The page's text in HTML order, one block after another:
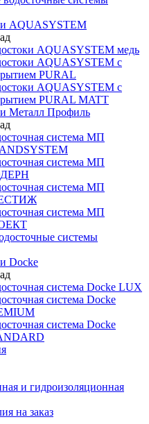
AQUASYSTEM
AQUASYSTEM медь
AQUASYSTEM с
PURAL
AQUASYSTEM с
PURAL MATT
Металл Профиль
система МП
система МП
система МП
система МП
системы
Docke
система Docke LUX
система Docke
система Docke
и гидроизоляционная
на заказ